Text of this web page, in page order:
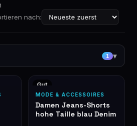
nach:
1 ▾
Gut
MODE & ACCESSOIRES
Damen Jeans-Shorts
hohe Taille blau Denim